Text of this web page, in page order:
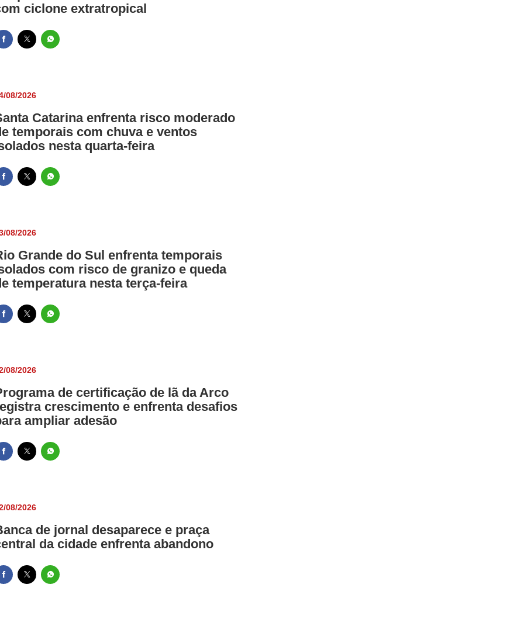
ciclone extratropical
08/2026
Catarina enfrenta risco moderado
temporais com chuva e ventos
nesta quarta-feira
08/2026
Grande do Sul enfrenta temporais
com risco de granizo e queda
temperatura nesta terça-feira
08/2026
de certificação de lã da Arco
crescimento e enfrenta desafios
ampliar adesão
08/2026
de jornal desaparece e praça
da cidade enfrenta abandono